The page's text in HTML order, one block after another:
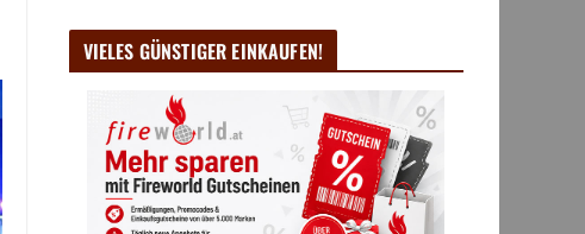
VIELES GÜNSTIGER EINKAUFEN!